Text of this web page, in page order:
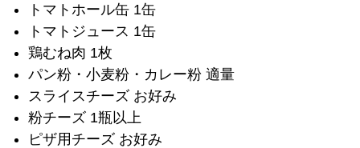
トマトホール缶 1缶
トマトジュース 1缶
鶏むね肉 1枚
パン粉・小麦粉・カレー粉 適量
スライスチーズ お好み
粉チーズ 1瓶以上
ピザ用チーズ お好み